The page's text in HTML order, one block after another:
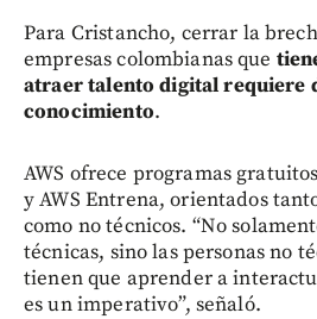
Para Cristancho, cerrar la
empresas colombianas que
atraer talento digital requiere
conocimiento.
AWS ofrece programas
y AWS Entrena, orientados
como no técnicos. “No
técnicas, sino las personas no
tienen que aprender a
es un imperativo”, señaló.